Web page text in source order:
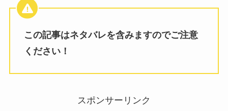
この記事はネタバレを含みますのでご注意
ください！
スポンサーリンク